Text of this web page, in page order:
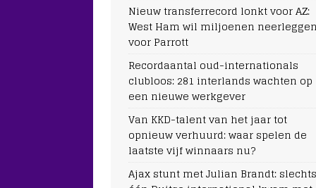
Nieuw transferrecord lonkt voor AZ:
West Ham wil miljoenen neerleggen
voor Parrott
Recordaantal oud-internationals
clubloos: 281 interlands wachten op
een nieuwe werkgever
Van KKD-talent van het jaar tot
opnieuw verhuurd: waar spelen de
laatste vijf winnaars nu?
Ajax stunt met Julian Brandt: slechts